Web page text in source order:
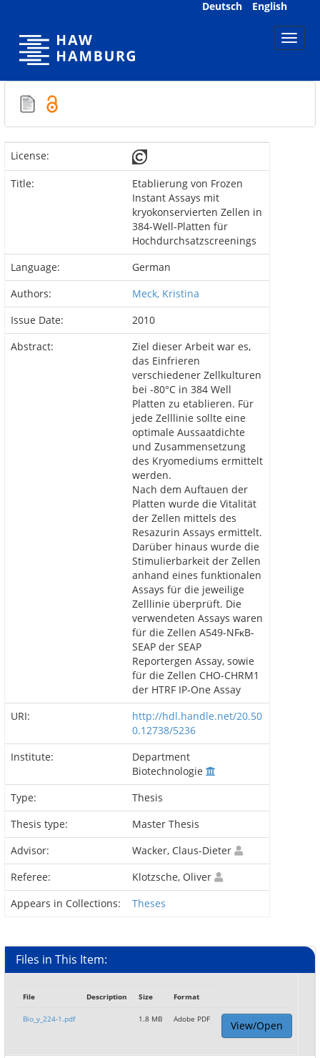
Deutsch English
License:
Title:
Etablierung von Frozen
Instant Assays mit
kryokonservierten Zellen in
384-Well-Platten für
Hochdurchsatzscreenings
Language:
German
Authors:
Meck, Kristina
Issue Date:
2010
Abstract:
Ziel dieser Arbeit war es,
das Einfrieren
verschiedener Zellkulturen
bei -80°C in 384 Well
Platten zu etablieren. Für
jede Zelllinie sollte eine
optimale Aussaatdichte
und Zusammensetzung
des Kryomediums ermittelt
werden.
Nach dem Auftauen der
Platten wurde die Vitalität
der Zellen mittels des
Resazurin Assays ermittelt.
Darüber hinaus wurde die
Stimulierbarkeit der Zellen
anhand eines funktionalen
Assays für die jeweilige
Zelllinie überprüft. Die
verwendeten Assays waren
für die Zellen A549-NFκB-
SEAP der SEAP
Reportergen Assay, sowie
für die Zellen CHO-CHRM1
der HTRF IP-One Assay
URI:
http://hdl.handle.net/20.50
0.12738/5236
Institute:
Department
Biotechnologie
Type:
Thesis
Thesis type:
Master Thesis
Advisor:
Wacker, Claus-Dieter
Referee:
Klotzsche, Oliver
Appears in Collections:
Theses
Files in This Item:
File Description Size Format
Bio_y_224-1.pdf 1.8 MB Adobe PDF View/Open